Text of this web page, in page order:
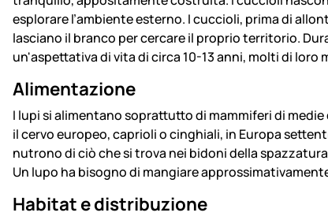
esplorare l’ambiente esterno. I cuccioli, prima di
lasciano il branco per cercare il proprio territorio.
un'aspettativa di vita di circa 10-13 anni, molti di loro
Alimentazione
I lupi si alimentano soprattutto di mammiferi di
il cervo europeo, caprioli o cinghiali, in Europa
nutrono di ciò che si trova nei bidoni della
Un lupo ha bisogno di mangiare
Habitat e distribuzione